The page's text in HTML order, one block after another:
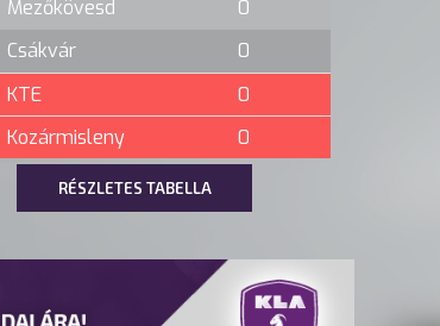
Mezőkövesd
0
Csákvár
0
KTE
0
Kozármisleny 0
RÉSZLETES TABELLA